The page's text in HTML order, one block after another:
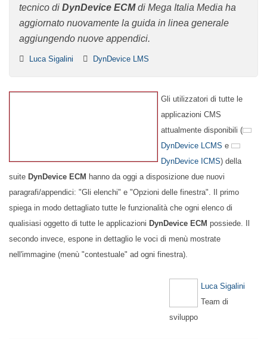
tecnico diDynDevice ECMdi Mega Italia Media ha
aggiornato nuovamente la guida in linea generale
aggiungendo nuove appendici.
Luca Sigalini DynDevice LMS
Gli utilizzatori di tutte le
applicazioni CMS
attualmente disponibili (
DynDevice LCMSe
DynDevice ICMS) della
suite DynDevice ECM hanno da oggi a disposizione due nuovi
paragrafi/appendici: "Gli elenchi" e "Opzioni delle finestra". Il primo
spiega in modo dettagliato tutte le funzionalità che ogni elenco di
qualisiasi oggetto di tutte le applicazioniDynDevice ECMpossiede. Il
secondo invece, espone in dettaglio le voci di menù mostrate
nell'immagine (menù "contestuale" ad ogni finestra).
Luca Sigalini
Team di
sviluppo